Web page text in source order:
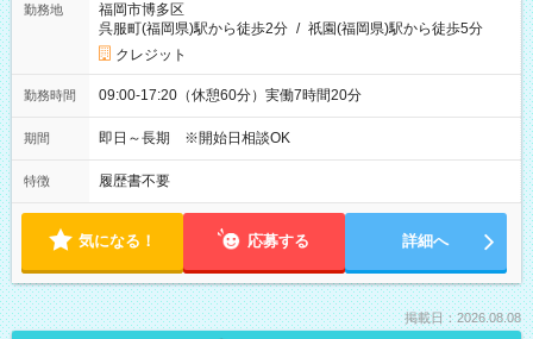
勤務地
福岡市博多区
呉服町(福岡県)駅から徒歩2分 / 祇園(福岡県)駅から徒歩5分
クレジット
勤務時間 09:00-17:20（休憩60分）実働7時間20分
期間 即日～長期 ※開始日相談OK
特徴 履歴書不要
気になる！ 応募する 詳細へ
掲載日：2026.08.08